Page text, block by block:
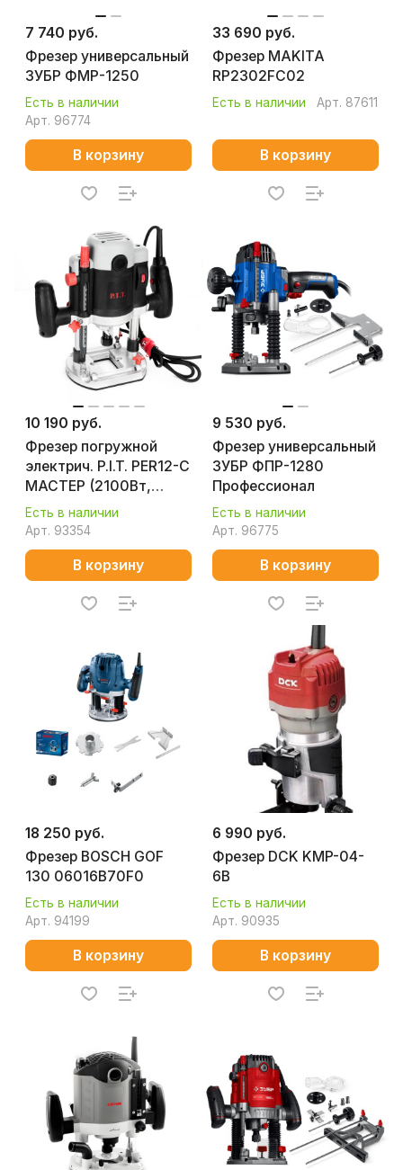
7 740 руб.
Фрезер универсальный
ЗУБР ФМР-1250
Есть в наличии
Арт. 96774
В корзину
33 690 руб.
Фрезер MAKITA
RP2302FC02
Есть в наличии Арт. 87611
В корзину
10 190 руб.
Фрезер погружной
электрич. P.I.T. PER12-C
МАСТЕР (2100Вт,
6000-22000об/мин,
ход 55мм, цанги
8/12мм)
Есть в наличии
Арт. 93354
В корзину
9 530 руб.
Фрезер универсальный
ЗУБР ФПР-1280
Профессионал
Есть в наличии
Арт. 96775
В корзину
18 250 руб.
Фрезер BOSCH GOF
130 06016B70F0
Есть в наличии
Арт. 94199
В корзину
6 990 руб.
Фрезер DCK KMP-04-
6B
Есть в наличии
Арт. 90935
В корзину